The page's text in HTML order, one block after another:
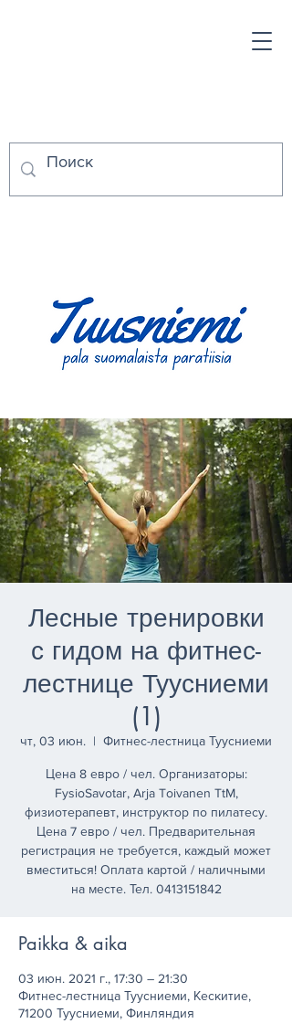
Лесные тренировки
с гидом на фитнес-
лестнице Туусниеми
(1)
чт, 03 июн.
  |
Фитнес-лестница Туусниеми
Цена 8 евро / чел. Организаторы:
FysioSavotar, Arja Toivanen TtM,
физиотерапевт, инструктор по пилатесу.
Цена 7 евро / чел. Предварительная
регистрация не требуется, каждый может
вместиться! Оплата картой / наличными
на месте. Тел. 0413151842
Paikka & aika
03 июн. 2021 г., 17:30 – 21:30
Фитнес-лестница Туусниеми, Кескитие,
71200 Туусниеми, Финляндия